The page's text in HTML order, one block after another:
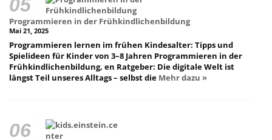
Programmieren in der Frühkindlichenbildung
Mai 21, 2025
Programmieren lernen im frühen Kindesalter: Tipps und
Spielideen für Kinder von 3–8 Jahren Programmieren in der
Frühkindlichenbildung, en Ratgeber: Die digitale Welt ist
längst Teil unseres Alltags – selbst die Mehr dazu »